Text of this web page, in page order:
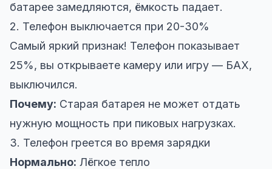
батарее замедляются, ёмкость падает.
2. Телефон выключается при 20-30%
Самый яркий признак! Телефон показывает
25%, вы открываете камеру или игру — БАХ,
выключился.
Почему: Старая батарея не может отдать
нужную мощность при пиковых нагрузках.
3. Телефон греется во время зарядки
Нормально: Лёгкое тепло